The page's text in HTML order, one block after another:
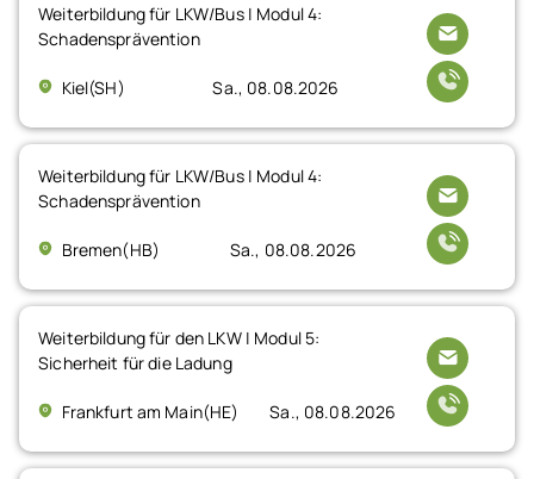
Weiterbildung für LKW/Bus | Modul 4:
Schadensprävention
Kiel(SH) Sa., 08.08.2026
Weiterbildung für LKW/Bus | Modul 4:
Schadensprävention
Bremen(HB) Sa., 08.08.2026
Weiterbildung für den LKW | Modul 5:
Sicherheit für die Ladung
Frankfurt am Main(HE) Sa., 08.08.2026